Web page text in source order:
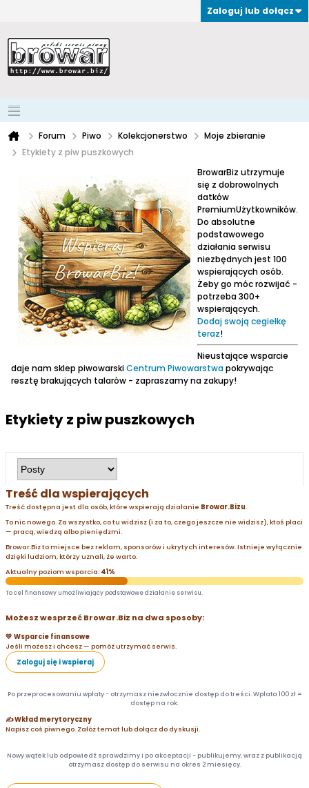
Zaloguj lub dołącz
Forum Piwo Kolekcjonerstwo
Moje zbieranie
Etykiety z piw puszkowych
BrowarBiz utrzymuje
się z dobrowolnych
datków
PremiumUżytkowników.
Do absolutne
podstawowego
działania serwisu
niezbędnych jest 100
wspierających osób.
Żeby go móc rozwijać -
potrzeba 300+
wspierających.
Dodaj swoją cegiełkę
teraz!
Nieustające wsparcie
daje nam sklep piwowarskiCentrum Piwowarstwapokrywając
resztę brakujących talarów - zapraszamy na zakupy!
Etykiety z piw puszkowych
Treść dla wspierających
Treść dostępna jest dla osób, które wspierają działanie Browar.Bizu.
To nic nowego. Za wszystko, co tu widzisz (i za to, czego jeszcze nie widzisz), ktoś płaci
— pracą, wiedzą albo pieniędzmi.
Browar.Biz to miejsce bez reklam, sponsorów i ukrytych interesów. Istnieje wyłącznie
dzięki ludziom, którzy uznali, że warto.
Aktualny poziom wsparcia: 41%
To cel finansowy umożliwiający podstawowe działanie serwisu.
Możesz wesprzeć Browar.Biz na dwa sposoby:
💛 Wsparcie finansowe
Jeśli możesz i chcesz — pomóż utrzymać serwis.
Zaloguj się i wspieraj
Po przeprocesowaniu wpłaty - otrzymasz niezwłocznie dostęp do treści. Wpłata 100 zł =
dostęp na rok.
✍️ Wkład merytoryczny
Napisz coś piwnego. Załóż temat lub dołącz do dyskusji.
Nowy wątek lub odpowiedź sprawdzimy i po akceptacji - publikujemy, wraz z publikacją
otrzymasz dostęp do serwisu na okres 2 miesięcy.